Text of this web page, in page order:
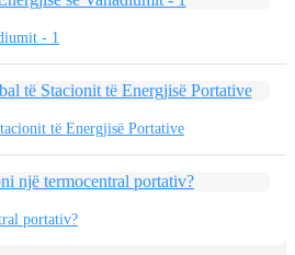
- 1
të Energjisë Portative
portativ?